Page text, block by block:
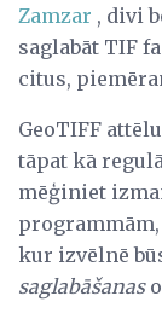
Zamzar , divi
saglabāt TIF
citus,
GeoTIFF
tāpat kā
mēģiniet
kur izvēlnē
saglabāšanas